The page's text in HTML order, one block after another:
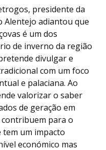
presidente da
Alentejo adiantou que
é um dos
de inverno da região
divulgar e
com um foco
e palaciana. Ao
valorizar o saber
de geração em
para o
tem um impacto
económico mas